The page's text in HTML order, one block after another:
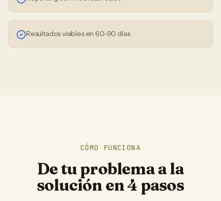
Resultados visibles en 60-90 días
CÓMO FUNCIONA
De tu problema a la
solución en 4 pasos